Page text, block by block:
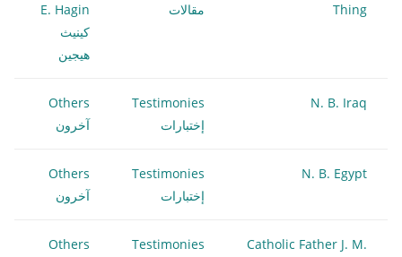
Thing
مقالات
E. Hagin
كينيث
هيجين
N. B. Iraq
Testimonies
إختبارات
Others
آخرون
N. B. Egypt
Testimonies
إختبارات
Others
آخرون
Catholic Father J. M.
Testimonies
Others